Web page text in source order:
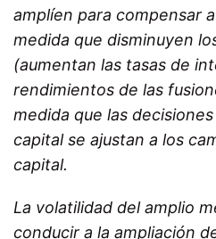
amplíen para compensar
medida que disminuyen
(aumentan las tasas de
rendimientos de las
medida que las
capital se ajustan a los
capital.
La volatilidad del amplio
conducir a la ampliación